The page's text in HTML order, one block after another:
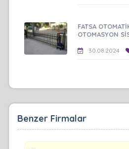
FATSA
OTOMASYON
30.08.2024
Benzer Firmalar